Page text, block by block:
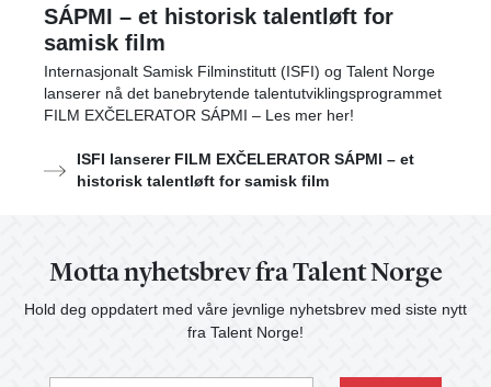
SÁPMI – et historisk talentløft for
samisk film
Internasjonalt Samisk Filminstitutt (ISFI) og Talent Norge
lanserer nå det banebrytende talentutviklingsprogrammet
FILM EXČELERATOR SÁPMI – Les mer her!
ISFI lanserer FILM EXČELERATOR SÁPMI – et
historisk talentløft for samisk film
Motta nyhetsbrev fra Talent Norge
Hold deg oppdatert med våre jevnlige nyhetsbrev med siste nytt
fra Talent Norge!